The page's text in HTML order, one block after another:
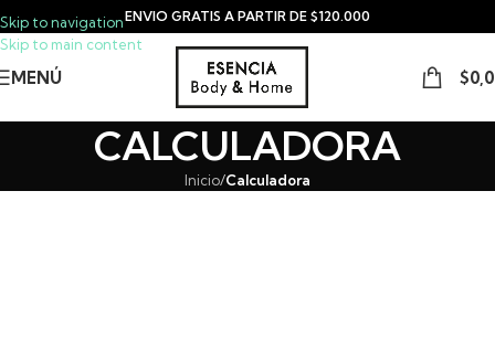
Skip to navigation
Skip to main content
ENVIO GRATIS A PARTIR DE $120.000
MENÚ $
CALCULADORA
Inicio/Calculadora